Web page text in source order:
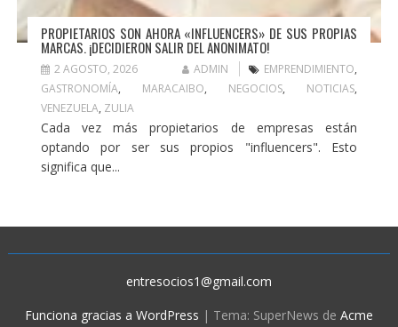
PROPIETARIOS SON AHORA «INFLUENCERS» DE SUS PROPIAS
MARCAS. ¡DECIDIERON SALIR DEL ANONIMATO!
2 AGOSTO, 2026 ADMIN EMPRENDIMIENTO,
GASTRONOMÍA, MARACAIBO, NEGOCIOS, NOTICIAS,
VENEZUELA, ZULIA
Cada vez más propietarios de empresas están
optando por ser sus propios "influencers". Esto
significa que...
entresocios1@gmail.com
Funciona gracias a WordPress | Tema: SuperNews de Acme